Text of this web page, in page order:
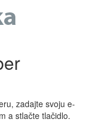
zadajte svoju e-
a stlačte tlačidlo.